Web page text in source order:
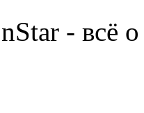
- всё